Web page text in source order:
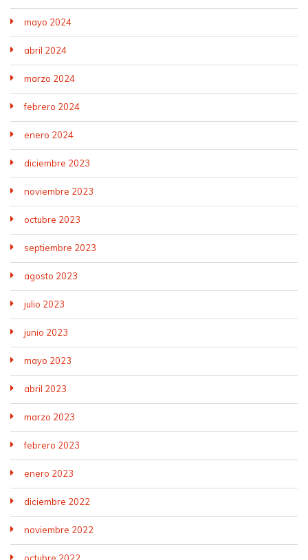
mayo 2024
abril 2024
marzo 2024
febrero 2024
enero 2024
diciembre 2023
noviembre 2023
octubre 2023
septiembre 2023
agosto 2023
julio 2023
junio 2023
mayo 2023
abril 2023
marzo 2023
febrero 2023
enero 2023
diciembre 2022
noviembre 2022
octubre 2022